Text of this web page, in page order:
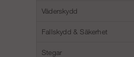
Väderskydd
Fallskydd & Säkerhet
Stegar